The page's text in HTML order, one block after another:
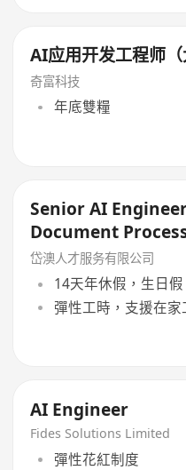
AI应用开发工程师（
奇富科技
年底雙糧
Senior AI
Document
岱澳人才服务有限公司
14天年休假，生日
彈性工時，支援在家
AI Engineer
Fides Solutions Limited
彈性花紅制度